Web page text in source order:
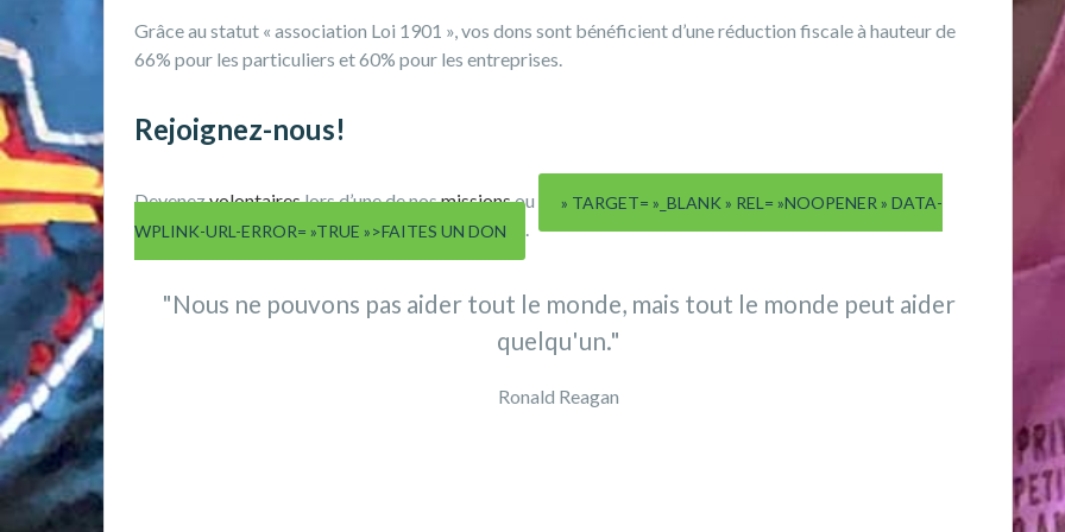
Grâce au statut « association Loi 1901 », vos dons sont bénéficient d’une réduction fiscale à hauteur de
66% pour les particuliers et 60% pour les entreprises.
Rejoignez-nous!
Devenezvolontaireslors d’une de nosmissionsou
» TARGET= »_BLANK » REL= »NOOPENER » DATA-
WPLINK-URL-ERROR= »TRUE »>FAITES UN DON
.
"Nous ne pouvons pas aider tout le monde, mais tout le monde peut aider
quelqu'un."
Ronald Reagan